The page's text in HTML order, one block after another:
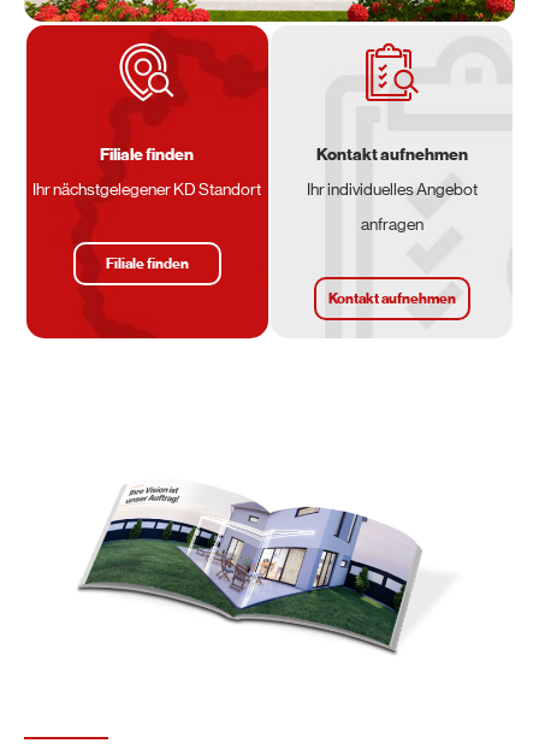
Filiale finden
Ihr nächstgelegener KD Standort
Filiale finden
Kontakt aufnehmen
Ihr individuelles Angebot
anfragen
Kontakt aufnehmen